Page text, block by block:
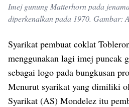
Imej gunung Matterhorn pada
diperkenalkan pada 1970. Gambar:
Syarikat pembuat coklat
menggunakan lagi imej puncak
sebagai logo pada bungkusan
Menurut syarikat yang dimiliki
Syarikat (AS) Mondelez itu